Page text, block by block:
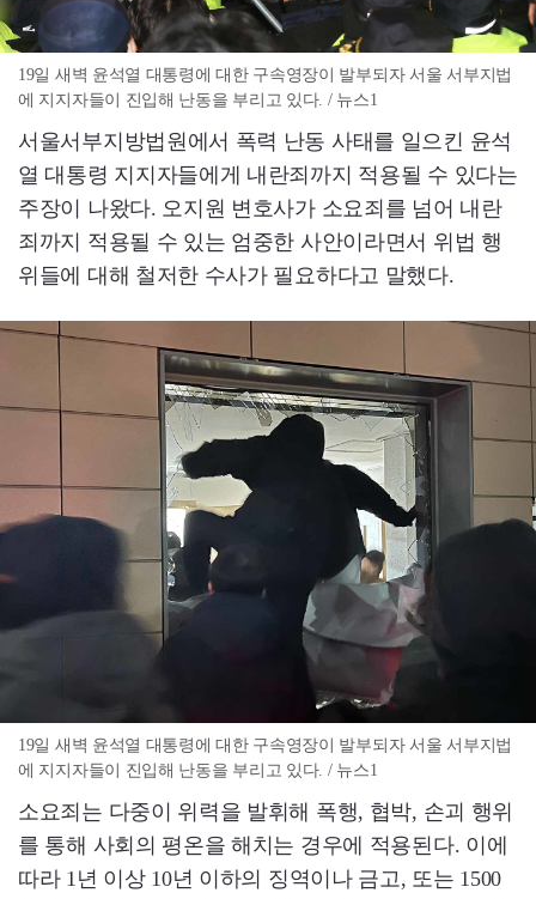
19일 새벽 윤석열 대통령에 대한 구속영장이 발부되자 서울 서부지법
에 지지자들이 진입해 난동을 부리고 있다. / 뉴스1
서울서부지방법원에서 폭력 난동 사태를 일으킨 윤석
열 대통령 지지자들에게 내란죄까지 적용될 수 있다는
주장이 나왔다. 오지원 변호사가 소요죄를 넘어 내란
죄까지 적용될 수 있는 엄중한 사안이라면서 위법 행
위들에 대해 철저한 수사가 필요하다고 말했다.
19일 새벽 윤석열 대통령에 대한 구속영장이 발부되자 서울 서부지법
에 지지자들이 진입해 난동을 부리고 있다. / 뉴스1
소요죄는 다중이 위력을 발휘해 폭행, 협박, 손괴 행위
를 통해 사회의 평온을 해치는 경우에 적용된다. 이에
따라 1년 이상 10년 이하의 징역이나 금고, 또는 1500